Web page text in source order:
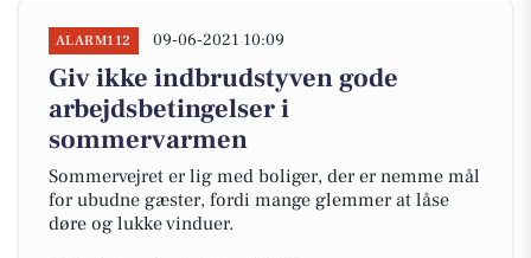
ALARM112 09-06-2021 10:09
Giv ikke indbrudstyven gode
arbejdsbetingelser i
sommervarmen
Sommervejret er lig med boliger, der er nemme mål
for ubudne gæster, fordi mange glemmer at låse
døre og lukke vinduer.